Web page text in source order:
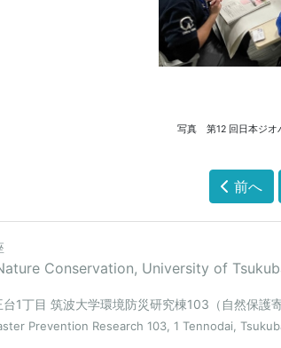
写真 第12 回日本ジ
前へ
Conservation, University of
1丁目 筑波大学環境防災研究棟103（自然保護寄
Prevention Research 103, 1 Tennodai,